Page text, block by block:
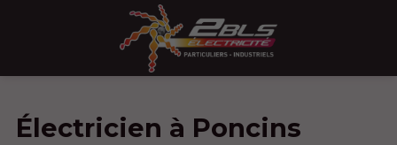
Électricien à Poncins